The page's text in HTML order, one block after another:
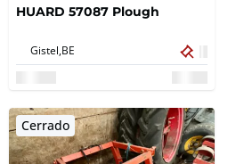
HUARD 57087 Plough
Gistel, BE
Cerrado